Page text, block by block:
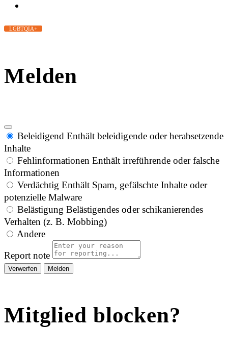
LGBTQIA+
Melden
Beleidigend Enthält beleidigende oder herabsetzende
Inhalte
Fehlinformationen Enthält irreführende oder falsche
Informationen
Verdächtig Enthält Spam, gefälschte Inhalte oder
potenzielle Malware
Belästigung Belästigendes oder schikanierendes
Verhalten (z. B. Mobbing)
Andere
Report note
Melden
Mitglied blocken?